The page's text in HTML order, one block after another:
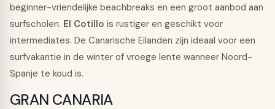
beginner-vriendelijke beachbreaks en een groot aanbod aan
surfscholen. El Cotillo is rustiger en geschikt voor
intermediates. De Canarische Eilanden zijn ideaal voor een
surfvakantie in de winter of vroege lente wanneer Noord-
Spanje te koud is.
GRAN CANARIA